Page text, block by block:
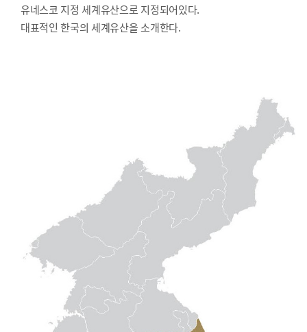
유네스코 지정 세계유산으로 지정되어있다.
대표적인 한국의 세계유산을 소개한다.